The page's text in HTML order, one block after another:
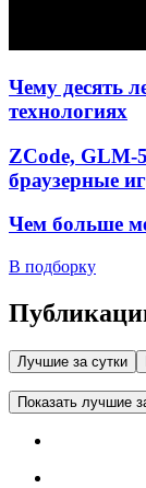
Чему десять
технологиях
ZCode, GLM-
браузерные
Чем больше
В подборку
Лучшие за сутки
Показать лучшие